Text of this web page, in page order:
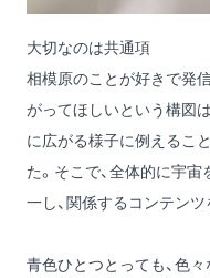
大切なのは共通項
相模原のことが好きで発
がってほしいという構図
に広がる様子に例えるこ
た。そこで、全体的に宇
一し、関係するコンテン
青色ひとつとっても、色